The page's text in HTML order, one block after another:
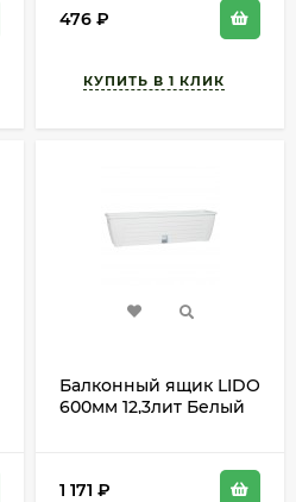
476 ₽
Балконный ящик LIDO
600мм 12,3лит Белый
1 171 ₽